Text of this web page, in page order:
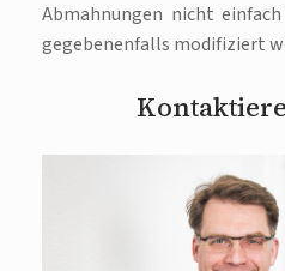
Abmahnungen nicht
gegebenenfalls modifiziert